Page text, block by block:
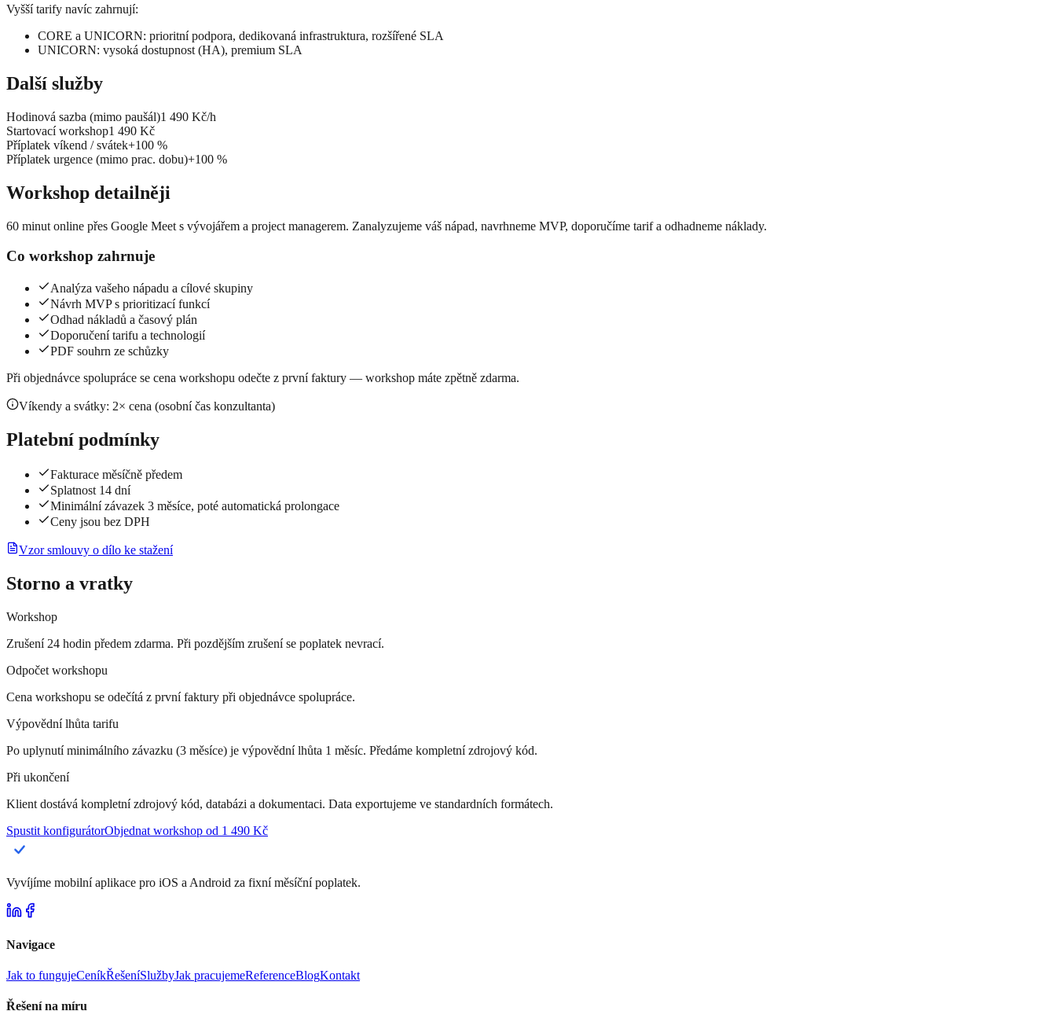
Vyšší tarify navíc zahrnují:
CORE a UNICORN: prioritní podpora, dedikovaná infrastruktura, rozšířené SLA
UNICORN: vysoká dostupnost (HA), premium SLA
Další služby
Hodinová sazba (mimo paušál)1 490 Kč/h
Startovací workshop1 490 Kč
Příplatek víkend / svátek+100 %
Příplatek urgence (mimo prac. dobu)+100 %
Workshop detailněji
60 minut online přes Google Meet s vývojářem a project managerem. Zanalyzujeme váš nápad, navrhneme MVP, doporučíme tarif a odhadneme náklady.
Co workshop zahrnuje
Analýza vašeho nápadu a cílové skupiny
Návrh MVP s prioritizací funkcí
Odhad nákladů a časový plán
Doporučení tarifu a technologií
PDF souhrn ze schůzky
Při objednávce spolupráce se cena workshopu odečte z první faktury — workshop máte zpětně zdarma.
Víkendy a svátky: 2× cena (osobní čas konzultanta)
Platební podmínky
Fakturace měsíčně předem
Splatnost 14 dní
Minimální závazek 3 měsíce, poté automatická prolongace
Ceny jsou bez DPH
Vzor smlouvy o dílo ke stažení
Storno a vratky
Workshop
Zrušení 24 hodin předem zdarma. Při pozdějším zrušení se poplatek nevrací.
Odpočet workshopu
Cena workshopu se odečítá z první faktury při objednávce spolupráce.
Výpovědní lhůta tarifu
Po uplynutí minimálního závazku (3 měsíce) je výpovědní lhůta 1 měsíc. Předáme kompletní zdrojový kód.
Při ukončení
Klient dostává kompletní zdrojový kód, databázi a dokumentaci. Data exportujeme ve standardních formátech.
Spustit konfigurátorObjednat workshop od 1 490 Kč
Vyvíjíme mobilní aplikace pro iOS a Android za fixní měsíční poplatek.
Navigace
Jak to fungujeCeníkŘešeníSlužbyJak pracujemeReferenceBlogKontakt
Řešení na míru